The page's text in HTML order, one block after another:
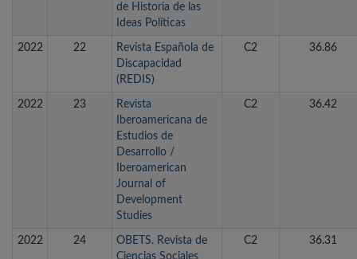
de Historia de las
Ideas Políticas
2022 22
Revista Española de
Discapacidad
(REDIS)
C2 36.86
2022 23
Revista
Iberoamericana de
Estudios de
Desarrollo /
Iberoamerican
Journal of
Development
Studies
C2 36.42
2022 24
OBETS. Revista de
Ciencias Sociales
C2 36.31